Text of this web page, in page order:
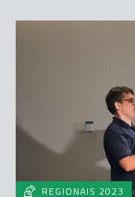
REGIONAIS 2023